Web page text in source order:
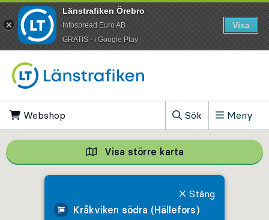
Webshop
Sök
, Visa sökfältet
Meny
Kråkviken södra (Hällefors)
Stäng
Visa större karta Visa större
Länstrafiken Örebro
Infospread Euro AB
​GRATIS - i Google Play
Visa